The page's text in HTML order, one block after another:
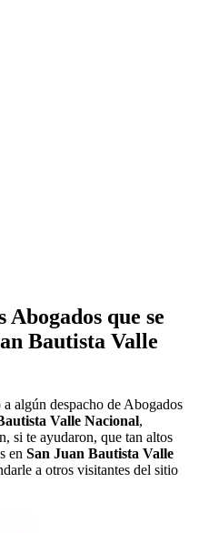
que se
Bautista Valle
algún despacho de Abogados
Valle Nacional,
si te ayudaron, que tan altos
en San Juan Bautista Valle
a otros visitantes del sitio